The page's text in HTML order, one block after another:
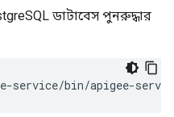
ডাটাবেস পুনরুদ্ধার
service/bin/apigee-